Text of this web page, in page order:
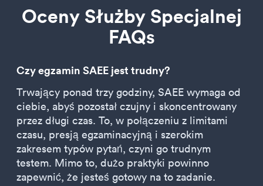
Oceny Służby Specjalnej
FAQs
Czy egzamin SAEE jest trudny?
Trwający ponad trzy godziny, SAEE wymaga od
ciebie, abyś pozostał czujny i skoncentrowany
przez długi czas. To, w połączeniu z limitami
czasu, presją egzaminacyjną i szerokim
zakresem typów pytań, czyni go trudnym
testem. Mimo to, dużo praktyki powinno
zapewnić, że jesteś gotowy na to zadanie.